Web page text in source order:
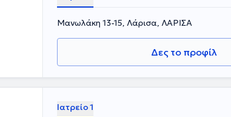
Μανωλάκη 13-15, Λάρισα, ΛΑΡΙΣΑ
Δες το προφίλ
Ιατρείο 1